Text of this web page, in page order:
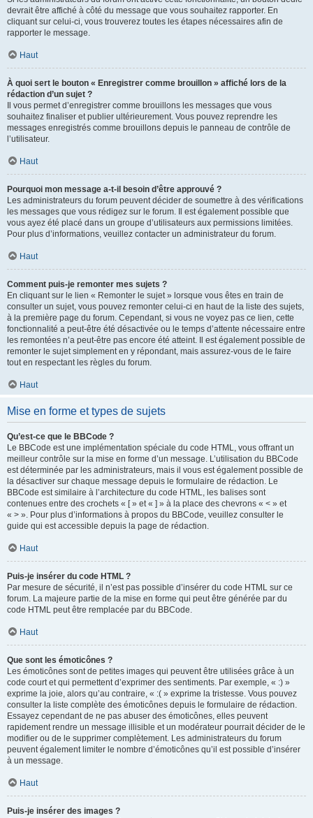
devrait être affiché à côté du message que vous souhaitez rapporter. En
cliquant sur celui-ci, vous trouverez toutes les étapes nécessaires afin de
rapporter le message.
Haut
À quoi sert le bouton « Enregistrer comme brouillon » affiché lors de la
rédaction d’un sujet ?
Il vous permet d’enregistrer comme brouillons les messages que vous
souhaitez finaliser et publier ultérieurement. Vous pouvez reprendre les
messages enregistrés comme brouillons depuis le panneau de contrôle de
l’utilisateur.
Haut
Pourquoi mon message a-t-il besoin d’être approuvé ?
Les administrateurs du forum peuvent décider de soumettre à des vérifications
les messages que vous rédigez sur le forum. Il est également possible que
vous ayez été placé dans un groupe d’utilisateurs aux permissions limitées.
Pour plus d’informations, veuillez contacter un administrateur du forum.
Haut
Comment puis-je remonter mes sujets ?
En cliquant sur le lien « Remonter le sujet » lorsque vous êtes en train de
consulter un sujet, vous pouvez remonter celui-ci en haut de la liste des sujets,
à la première page du forum. Cependant, si vous ne voyez pas ce lien, cette
fonctionnalité a peut-être été désactivée ou le temps d’attente nécessaire entre
les remontées n’a peut-être pas encore été atteint. Il est également possible de
remonter le sujet simplement en y répondant, mais assurez-vous de le faire
tout en respectant les règles du forum.
Haut
Mise en forme et types de sujets
Qu’est-ce que le BBCode ?
Le BBCode est une implémentation spéciale du code HTML, vous offrant un
meilleur contrôle sur la mise en forme d’un message. L’utilisation du BBCode
est déterminée par les administrateurs, mais il vous est également possible de
la désactiver sur chaque message depuis le formulaire de rédaction. Le
BBCode est similaire à l’architecture du code HTML, les balises sont
contenues entre des crochets « [ » et « ] » à la place des chevrons « < » et
« > ». Pour plus d’informations à propos du BBCode, veuillez consulter le
guide qui est accessible depuis la page de rédaction.
Haut
Puis-je insérer du code HTML ?
Par mesure de sécurité, il n’est pas possible d’insérer du code HTML sur ce
forum. La majeure partie de la mise en forme qui peut être générée par du
code HTML peut être remplacée par du BBCode.
Haut
Que sont les émoticônes ?
Les émoticônes sont de petites images qui peuvent être utilisées grâce à un
code court et qui permettent d’exprimer des sentiments. Par exemple, « :) »
exprime la joie, alors qu’au contraire, « :( » exprime la tristesse. Vous pouvez
consulter la liste complète des émoticônes depuis le formulaire de rédaction.
Essayez cependant de ne pas abuser des émoticônes, elles peuvent
rapidement rendre un message illisible et un modérateur pourrait décider de le
modifier ou de le supprimer complètement. Les administrateurs du forum
peuvent également limiter le nombre d’émoticônes qu’il est possible d’insérer
à un message.
Haut
Puis-je insérer des images ?